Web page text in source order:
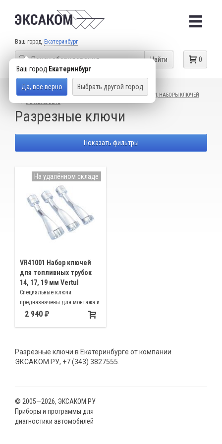
Ваш город Екатеринбург
Ваш город Екатеринбург
Да, все верно Выбрать другой город
0
Найти
КАТАЛОГ ТОВАРОВ СЛЕСАРНЫЙ ИНСТРУМЕНТ
КЛЮЧИ, НАБОРЫ КЛЮЧЕЙ
Разрезные ключи
Показать фильтры
VR41001 Набор ключей
для топливных трубок
14, 17, 19 мм Vertul
Специальные ключи
предназначены для монтажа и
демонтажа гайки крепления
2 940
На удалённом складе
Разрезные ключи в Екатеринбурге от компании
ЭКСАКОМ.РУ, +7 (343) 3827555.
© 2005—2026, ЭКСАКОМ.РУ
Приборы и программы для
диагностики автомобилей